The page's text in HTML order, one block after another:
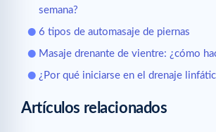
semana?
6 tipos de automasaje de piernas
Masaje drenante de vientre: ¿cómo
¿Por qué iniciarse en el drenaje
Artículos relacionados